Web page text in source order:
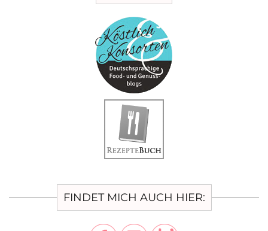
FINDET MICH AUCH HIER: